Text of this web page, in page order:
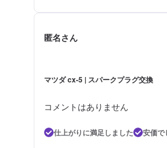
匿名さん
マツダ cx-5 | スパークプラグ交換
コメントはありません
仕上がりに満足しました
安価で